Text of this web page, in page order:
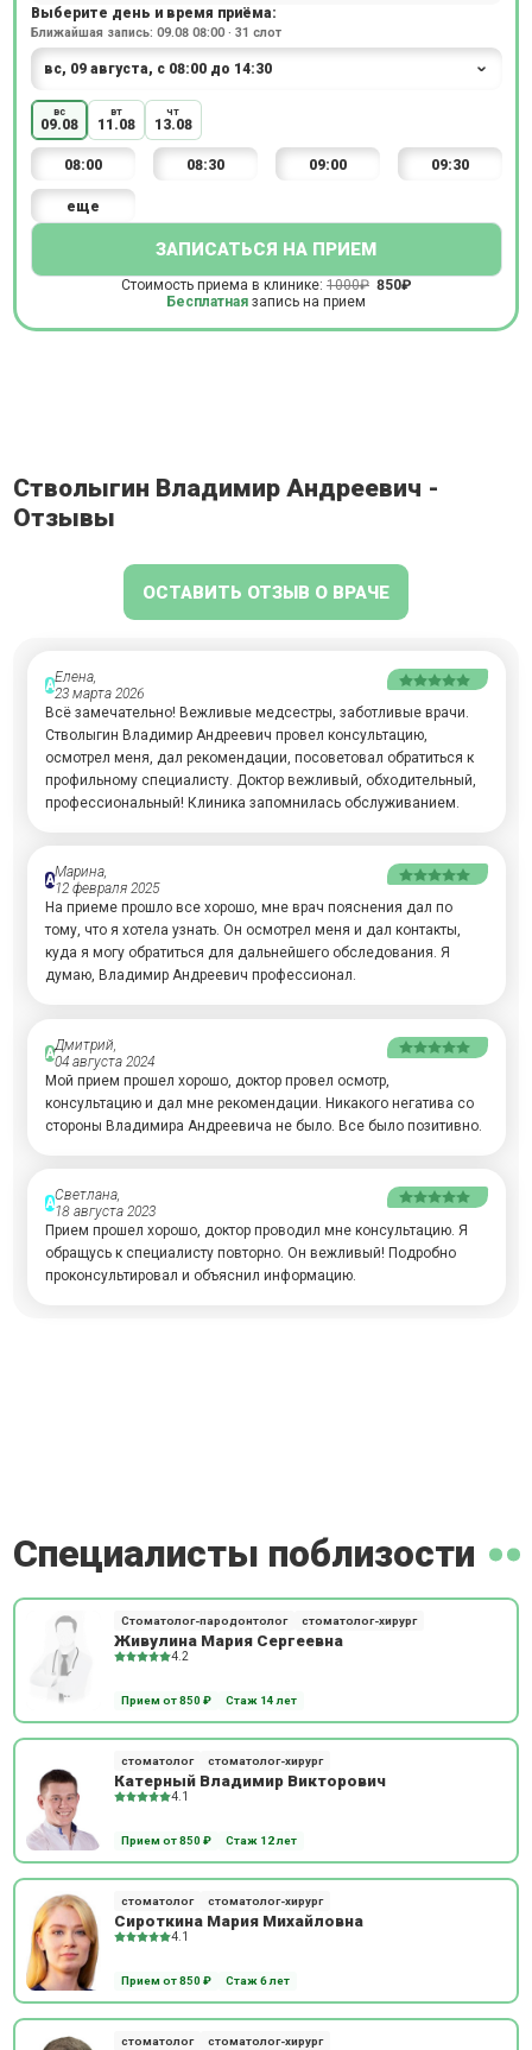
Выберите день и время приёма:
Ближайшая запись: 09.08 08:00 · 31 слот
вс
09.08
вт
11.08
чт
13.08
08:00 08:30 09:00 09:30
еще
ЗАПИСАТЬСЯ НА ПРИЕМ
Стоимость приема в клинике: 1000₽ 850₽
Бесплатная запись на прием
Стволыгин Владимир Андреевич -
Отзывы
ОСТАВИТЬ ОТЗЫВ О ВРАЧЕ
АЕлена,
23 марта 2026
Всё замечательно! Вежливые медсестры, заботливые врачи.
Стволыгин Владимир Андреевич провел консультацию,
осмотрел меня, дал рекомендации, посоветовал обратиться к
профильному специалисту. Доктор вежливый, обходительный,
профессиональный! Клиника запомнилась обслуживанием.
АМарина,
12 февраля 2025
На приеме прошло все хорошо, мне врач пояснения дал по
тому, что я хотела узнать. Он осмотрел меня и дал контакты,
куда я могу обратиться для дальнейшего обследования. Я
думаю, Владимир Андреевич профессионал.
АДмитрий,
04 августа 2024
Мой прием прошел хорошо, доктор провел осмотр,
консультацию и дал мне рекомендации. Никакого негатива со
стороны Владимира Андреевича не было. Все было позитивно.
АСветлана,
18 августа 2023
Прием прошел хорошо, доктор проводил мне консультацию. Я
обращусь к специалисту повторно. Он вежливый! Подробно
проконсультировал и объяснил информацию.
Специалисты поблизости
Стоматолог-пародонтолог стоматолог-хирург
Живулина Мария Сергеевна
4.2
Прием от 850 ₽ Стаж 14 лет
стоматолог стоматолог-хирург
Катерный Владимир Викторович
4.1
Прием от 850 ₽ Стаж 12 лет
стоматолог стоматолог-хирург
Сироткина Мария Михайловна
4.1
Прием от 850 ₽ Стаж 6 лет
стоматолог стоматолог-хирург